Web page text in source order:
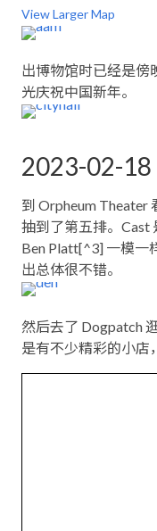
View Larger Map
出博物馆时已经是傍
光庆祝中国新年。
2023-02-18
到 Orpheum Theater
抽到了第五排。Cast
Ben Platt[^3] 一模一
出总体很不错。
然后去了 Dogpatch
是有不少精彩的小店